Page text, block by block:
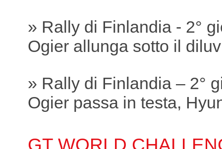
» Rally di Finlandia - 2°
Ogier allunga sotto il
» Rally di Finlandia – 2°
Ogier passa in testa,
GT WORLD